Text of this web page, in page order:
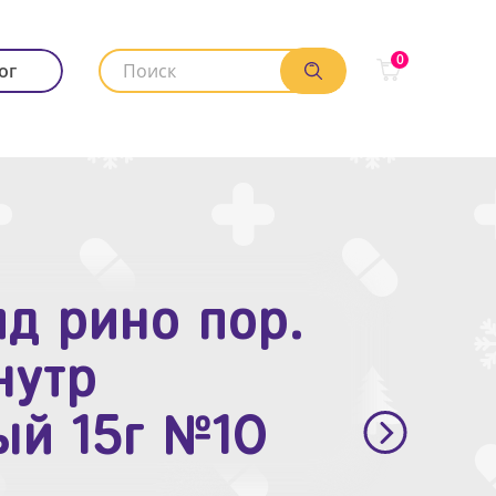
0
рино пор.
15г №10
п.п.о. 10мг